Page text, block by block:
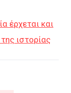
έρχεται και
ιστορίας